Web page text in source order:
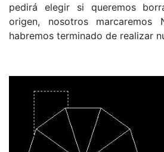
pedirá elegir si queremos
origen, nosotros
habremos terminado de realizar